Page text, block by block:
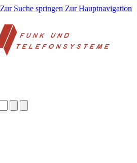
Zur Suche springen Zur Hauptnavigation